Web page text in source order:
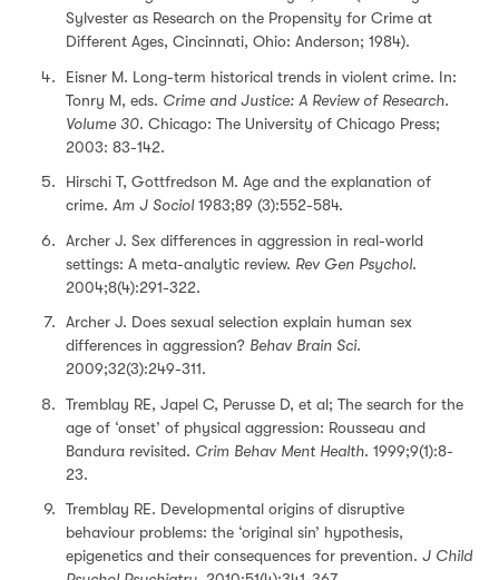
Sylvester as Research on the Propensity for Crime at
Different Ages, Cincinnati, Ohio: Anderson; 1984).
Eisner M. Long-term historical trends in violent crime. In:
Tonry M, eds. Crime and Justice: A Review of Research.
Volume 30. Chicago: The University of Chicago Press;
2003: 83-142.
Hirschi T, Gottfredson M. Age and the explanation of
crime. Am J Sociol1983;89 (3):552-584.
Archer J. Sex differences in aggression in real-world
settings: A meta-analytic review. Rev Gen Psychol.
2004;8(4):291-322.
Archer J. Does sexual selection explain human sex
differences in aggression? BehavBrain Sci.
2009;32(3):249-311.
Tremblay RE, Japel C, Perusse D, et al; The search for the
age of ‘onset’ of physical aggression: Rousseau and
Bandura revisited. Crim Behav Ment Health. 1999;9(1):8-
23.
Tremblay RE. Developmental origins of disruptive
behaviour problems: the ‘original sin’ hypothesis,
epigenetics and their consequences for prevention. J Child